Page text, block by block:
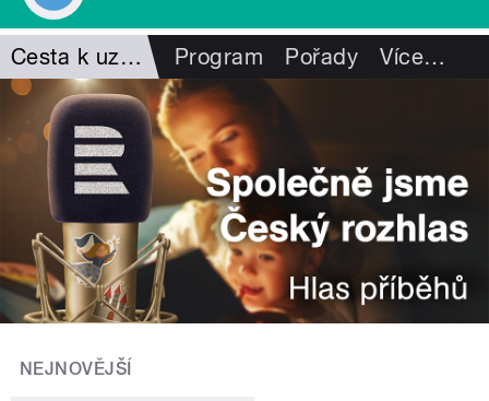
Cesta k uzdravení Program Pořady Více…
NEJNOVĚJŠÍ